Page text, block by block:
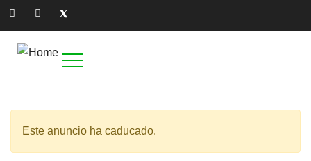
Este anuncio ha caducado.